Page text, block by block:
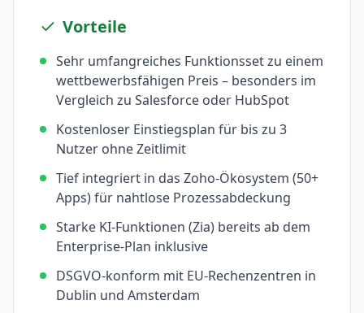
Vorteile
Sehr umfangreiches Funktionsset zu einem
wettbewerbsfähigen Preis – besonders im
Vergleich zu Salesforce oder HubSpot
Kostenloser Einstiegsplan für bis zu 3
Nutzer ohne Zeitlimit
Tief integriert in das Zoho-Ökosystem (50+
Apps) für nahtlose Prozessabdeckung
Starke KI-Funktionen (Zia) bereits ab dem
Enterprise-Plan inklusive
DSGVO-konform mit EU-Rechenzentren in
Dublin und Amsterdam